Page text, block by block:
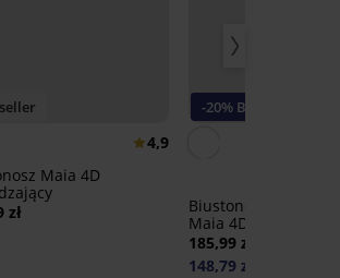
4,9
Maia 4D
zł
-20% BRA20
Biustonosz
Maia 4D Soft
185,99 zł
148,79 zł